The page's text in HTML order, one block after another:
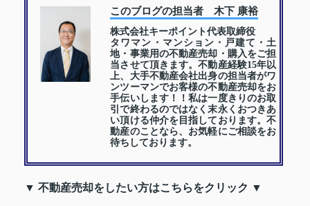
このブログの担当者 木下 康裕
株式会社キーポイント代表取締役
タワマン・マンション・戸建て・土
地・事業用の不動産売却・購入をご担
当させて頂きます。不動産経験15年以
上、大手不動産会社出身の担当者がワ
ンツーマンでお客様の不動産売却をお
手伝いします！！私は一度きりのお取
引で終わるのではなく末永くおつきあ
い頂ける仲介を目指しております。不
動産のことなら、お気軽にご相談をお
待ちしております。
▼ 不動産売却をしたい方はこちらをクリック ▼